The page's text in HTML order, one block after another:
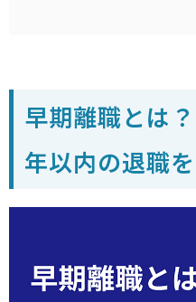
早期離職とは
年以内の退職